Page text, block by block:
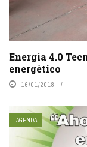
Energía 4.0
energético
16/01/2018
AGENDA